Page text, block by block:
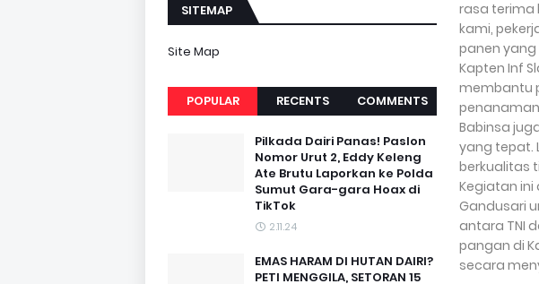
rasa terima
kami,
panen yang
Kapten Inf
membantu
Babinsa
yang tepat.
berkualitas
Kegiatan
Gandusari
antara TNI
pangan di
secara
SITEMAP
Site Map
POPULAR RECENTS COMMENTS
Pilkada Dairi Panas! Paslon
Nomor Urut 2, Eddy Keleng
Ate Brutu Laporkan ke Polda
Sumut Gara-gara Hoax di
TikTok
2.11.24
EMAS HARAM DI HUTAN DAIRI?
PETI MENGGILA, SETORAN 15